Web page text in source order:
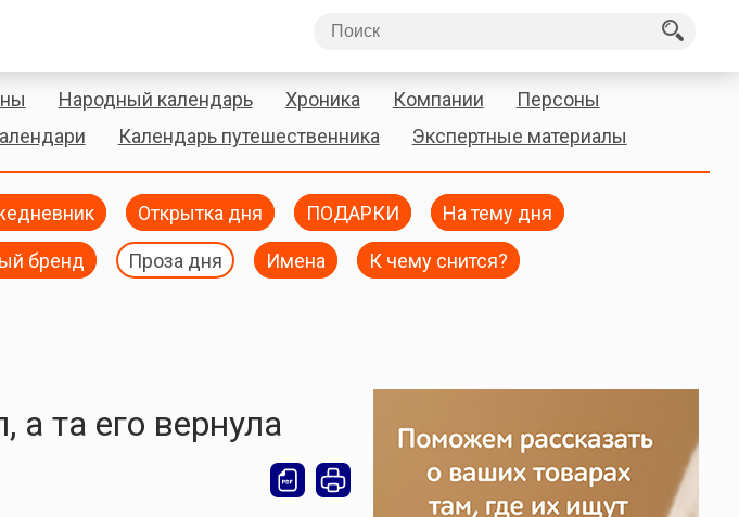
Народный календарь Хроника Компании
Персоны
Календарь путешественника Экспертные материалы
Открытка дня ПОДАРКИ На тему дня
бренд Проза дня Имена К чему снится?
та его вернула